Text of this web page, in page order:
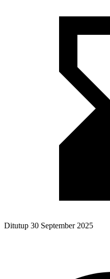
Ditutup 30 September 2025